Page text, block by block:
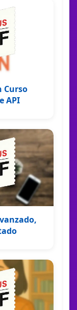
Curso
API